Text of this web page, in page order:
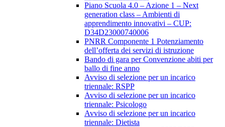
Piano Scuola 4.0 – Azione 1 – Next
generation class – Ambienti di
apprendimento innovativi – CUP:
D34D23000740006
PNRR Componente 1 Potenziamento
dell’offerta dei servizi di istruzione
Bando di gara per Convenzione abiti per
ballo di fine anno
Avviso di selezione per un incarico
triennale: RSPP
Avviso di selezione per un incarico
triennale: Psicologo
Avviso di selezione per un incarico
triennale: Dietista